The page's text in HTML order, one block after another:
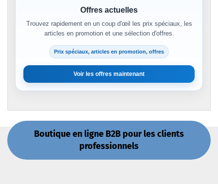
Offres actuelles
Trouvez rapidement en un coup d'œil les prix spéciaux, les
articles en promotion et une sélection d'offres.
Prix spéciaux, articles en promotion, offres
Voir les offres maintenant
Boutique en ligne B2B pour les clients
professionnels